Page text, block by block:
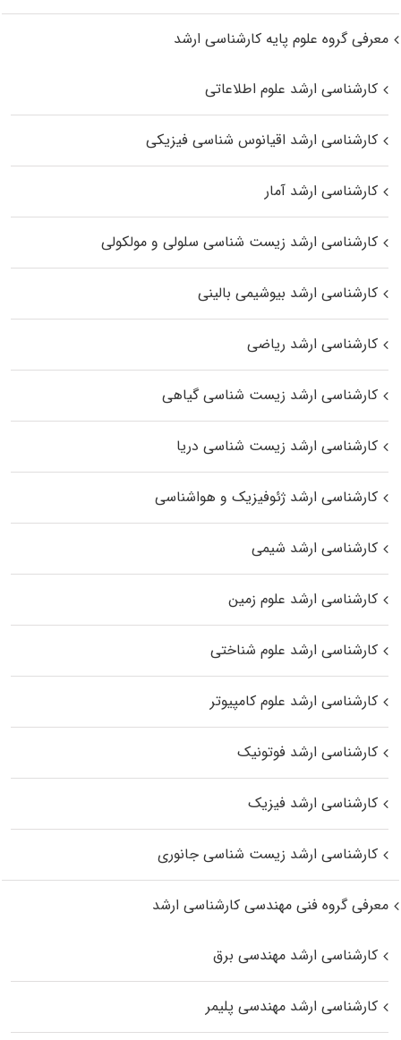
معرفی گروه علوم پایه کارشناسی ارشد
کارشناسی ارشد علوم اطلاعاتی
کارشناسی ارشد اقیانوس‌ شناسی فیزیکی
کارشناسی ارشد آمار
کارشناسی ارشد زیست شناسی سلولی و مولکولی
کارشناسی ارشد بیوشیمی بالینی
کارشناسی ارشد ریاضی
کارشناسی ارشد زیست‌ شناسی گیاهی
کارشناسی ارشد زیست‌ شناسی دریا
کارشناسی ارشد ژئوفیزیک و هواشناسی
کارشناسی ارشد شیمی
کارشناسی ارشد علوم زمین
کارشناسی ارشد علوم شناختی
کارشناسی ارشد علوم کامپیوتر
کارشناسی ارشد فوتونیک
کارشناسی ارشد فیزیک
کارشناسی ارشد زیست‌ شناسی جانوری
معرفی گروه فنی مهندسی کارشناسی ارشد
کارشناسی ارشد مهندسی برق
کارشناسی ارشد مهندسی پلیمر